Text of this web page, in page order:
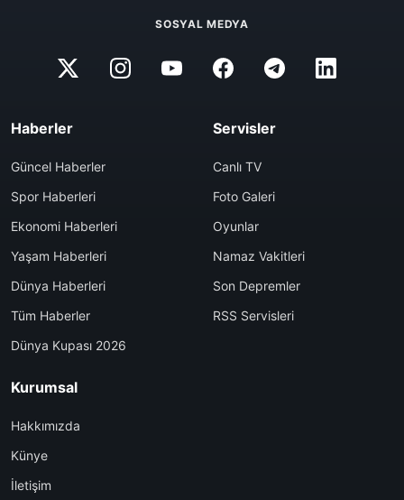
SOSYAL MEDYA
Haberler
Güncel Haberler
Spor Haberleri
Ekonomi Haberleri
Yaşam Haberleri
Dünya Haberleri
Tüm Haberler
Dünya Kupası 2026
Servisler
Canlı TV
Foto Galeri
Oyunlar
Namaz Vakitleri
Son Depremler
RSS Servisleri
Kurumsal
Hakkımızda
Künye
İletişim